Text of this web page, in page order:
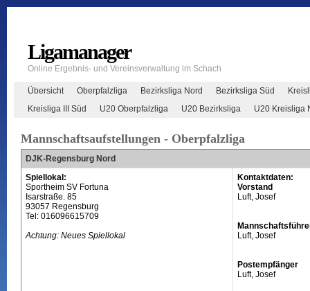
Ligamanager
Online Ergebnis- und Vereinsverwaltung im Schach
Übersicht Oberpfalzliga Bezirksliga Nord Bezirksliga Süd
Kreisliga III Süd
U20 Oberpfalzliga U20 Bezirksliga U20 Kreisliga
Mannschaftsaufstellungen - Oberpfalzliga
DJK-Regensburg Nord
Spiellokal:
Sportheim SV Fortuna
Isarstraße. 85
93057 Regensburg
Tel: 016096615709
Achtung: Neues Spiellokal
Kontaktdaten:
Vorstand
Luft, Josef
Luft, Josef
Postempfänger
Luft, Josef